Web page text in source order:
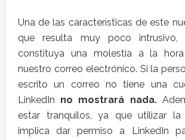
Una de las características de este
que resulta muy poco
constituya una molestia a la
nuestro correo electrónico. Si la
escrito un correo no tiene una
LinkedIn no mostrará nada.
estar tranquilos, ya que utilizar la
implica dar permiso a LinkedIn